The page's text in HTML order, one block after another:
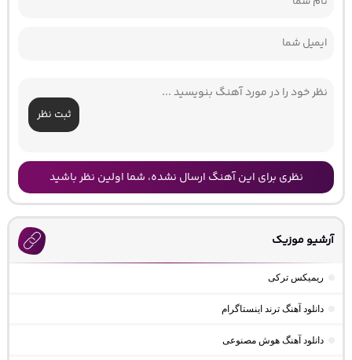
ثبت نظر
نظری برای این آهنگ ارسال نشده، شما اولین نظر باشید
آرشیو موزیک
ریمیکس ترکی
دانلود آهنگ ترند اینستاگرام
دانلود آهنگ هوش مصنوعی